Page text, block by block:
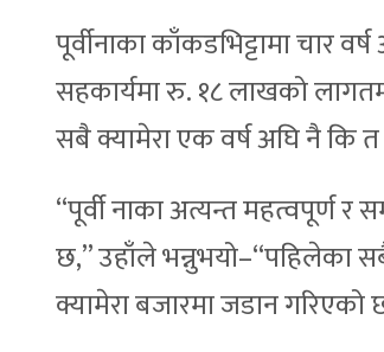
पूर्वीनाका काँकडभिट्टामा चार
सहकार्यमा रु. १८ लाखको
सबै क्यामेरा एक वर्ष अघि नै कि
“पूर्वी नाका अत्यन्त महत्वपूर्ण
छ,” उहाँले भन्नुभयो–“पहिलेका
क्यामेरा बजारमा जडान गरिएको